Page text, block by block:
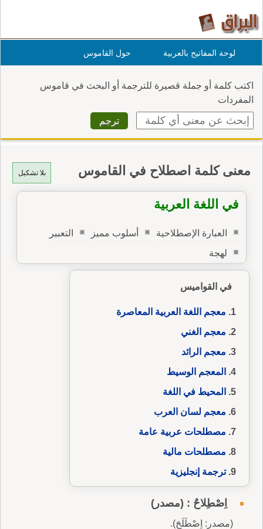
لوحة المفاتيح بالعربية حول القاموس
اكتب كلمة أو جملة قصيرة للترجمة أو البحث في قاموس
المفردات
بلا تشكيل معنى كلمة اصطلاح في القاموس
في اللغة العربية
العبارة الإصطلاحية أسلوب مميز
التعبير
لهجة
في القواميس
معجم اللغة العربية المعاصرة
معجم الغني
معجم الرائد
المعجم الوسيط
المحيط في اللغة
معجم لسان العرب
مصطلحات عربية عامة
مصطلحات مالية
ترجمة إنجليزية
اِصْطِلاحٌ : (مصدر)
(مصدر: اِصْطَلَحَ).